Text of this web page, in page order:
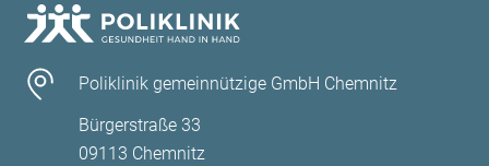
Poliklinik gemeinnützige GmbH Chemnitz
Bürgerstraße 33
09113 Chemnitz